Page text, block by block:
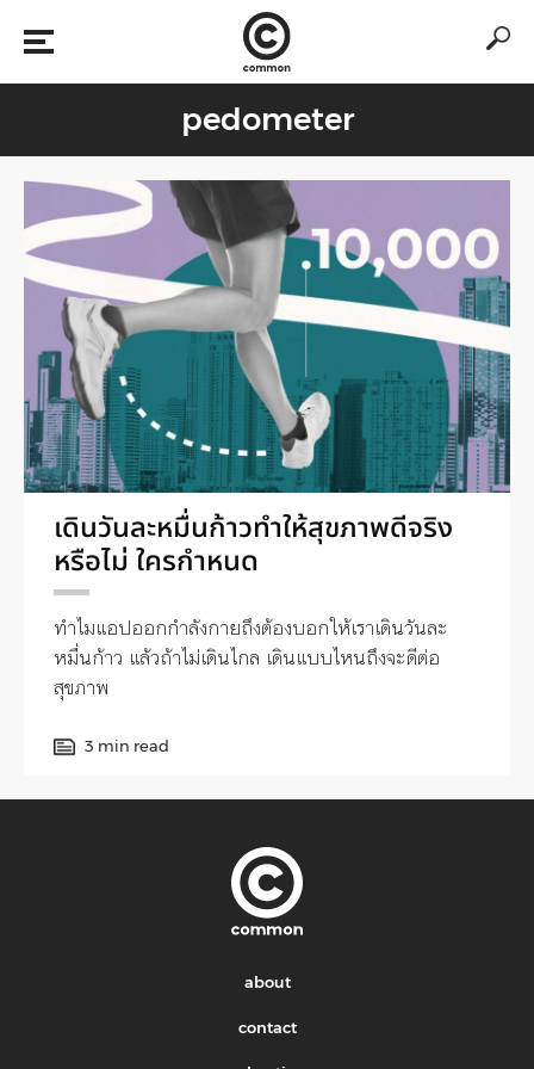
pedometer
เดินวันละหมื่นก้าวทำให้สุขภาพดีจริง
หรือไม่ ใครกำหนด
ทำไมแอปออกกำลังกายถึงต้องบอกให้เราเดินวันละ
หมื่นก้าว แล้วถ้าไม่เดินไกล เดินแบบไหนถึงจะดีต่อ
สุขภาพ
3 min read
about
contact